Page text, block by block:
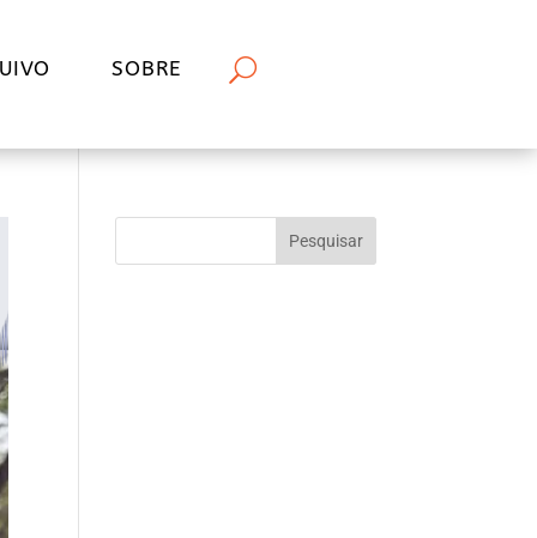
SOBRE